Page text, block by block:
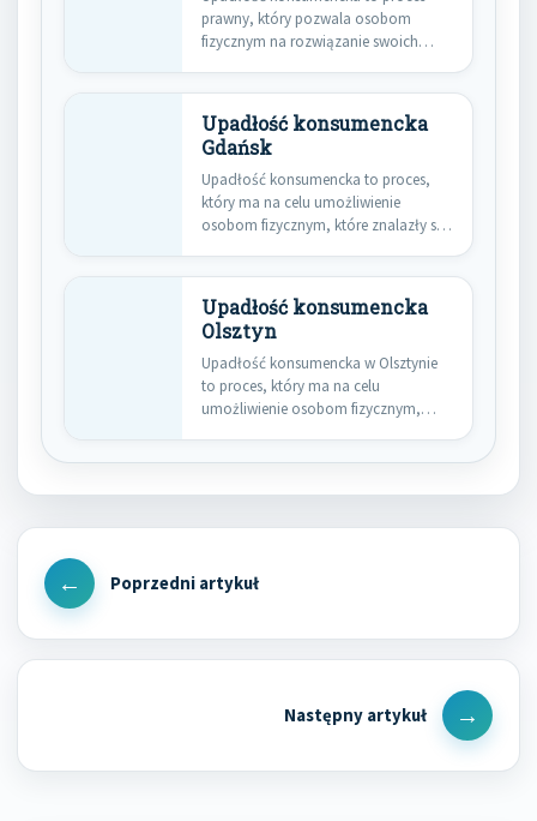
prawny, który pozwala osobom
fizycznym na rozwiązanie swoich
Upadłość konsumencka
Gdańsk
Upadłość konsumencka to proces,
który ma na celu umożliwienie
osobom fizycznym, które znalazły się
Upadłość konsumencka
Olsztyn
Upadłość konsumencka w Olsztynie
to proces, który ma na celu
umożliwienie osobom fizycznym,
Nawigacja
wpisu
Previous
Next
Post